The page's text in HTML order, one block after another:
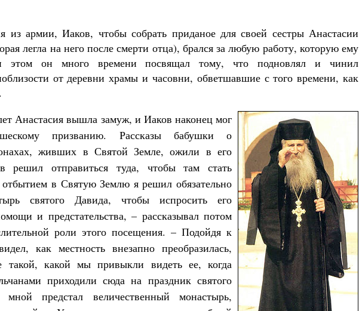
из армии, Иаков, чтобы собрать приданое для своей сестры Анастасии
легла на него после смерти отца), брался за любую работу, которую ему
этом он много времени посвящал тому, что подновлял и чинил
от деревни храмы и часовни, обветшавшие с того времени, как
Анастасия вышла замуж, и Иаков наконец мог
призванию. Рассказы бабушки о
живших в Святой Земле, ожили в его
решил отправиться туда, чтобы там стать
в Святую Землю я решил обязательно
святого Давида, чтобы испросить его
и предстательства, – рассказывал потом
роли этого посещения. – Подойдя к
как местность внезапно преобразилась,
такой, какой мы привыкли видеть ее, когда
приходили сюда на праздник святого
предстал величественный монастырь,